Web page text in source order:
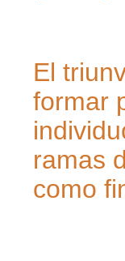
El
formar
ramas
como